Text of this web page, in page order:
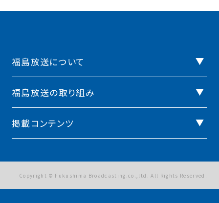
福島放送について
福島放送の取り組み
掲載コンテンツ
Copyright © Fukushima Broadcasting.co.,ltd. All Rights Reserved.